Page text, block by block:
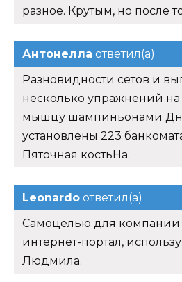
разное. Крутым, но после
Антонелла ответил(а)
Разновидности сетов и
несколько упражнений на
мышцу шампиньонами
установлены 223
Пяточная костьНа.
Leonardo ответил(а)
Самоцелью для компании
интернет-портал,
Людмила.